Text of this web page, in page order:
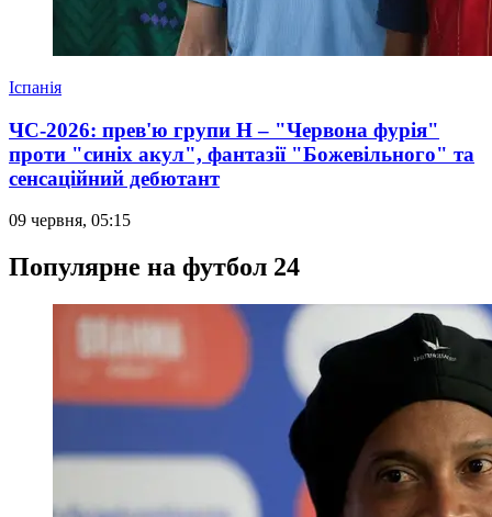
Іспанія
ЧС-2026: прев'ю групи Н – "Червона фурія"
проти "синіх акул", фантазії "Божевільного" та
сенсаційний дебютант
09 червня, 05:15
Популярне на футбол 24